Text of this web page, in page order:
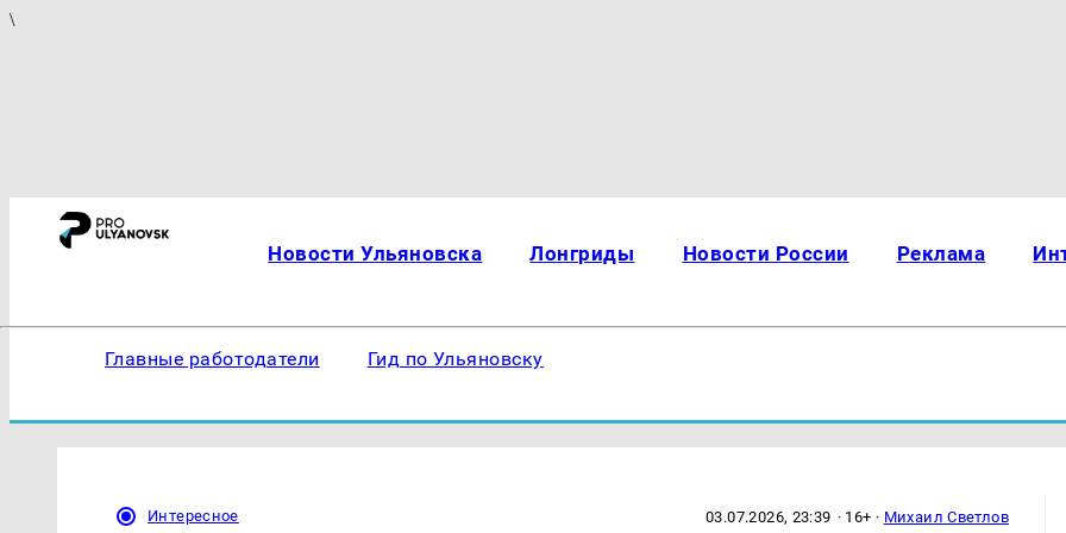
\
Новости Ульяновска Лонгриды Новости России Реклама
Главные работодатели Гид по Ульяновску
Интересное 03.07.2026, 23:39 · 16+ · Михаил Светлов